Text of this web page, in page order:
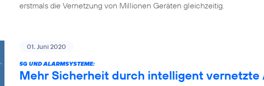
erstmals die Vernetzung von Millionen Geräten gleichzeitig.
01. Juni 2020
5G UND ALARMSYSTEME:
Mehr Sicherheit durch intelligent vernetzte